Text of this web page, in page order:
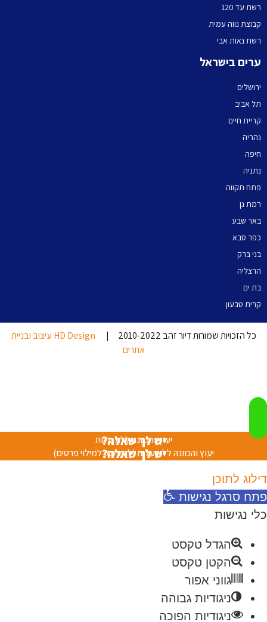
רשת עד 120
קבוצת נווה עמית
רשת נאות אבי
ערים בישראל
ירושלים
תל אביב
קריית חיים
נהריה
חיפה
נתניה
פתח תקווה
רמת גן
באר שבע
כפר סבא
בני ברק
הרצליה
בת ים
קרית טבעון
כל הזכויות שמורות דיור זהב 2010-2022 |
HD Design עיצוב ובניית
אתרים
יש לך שאלה?
יעוץ והכוונה ללא עלות
יש לך שאלה?
יעוץ והכוונה ללא עלות (לחץ כאן למילוי פרטים)
דילוג לתוכן
פתח סרגל נגישות
כלי נגישות
הגדל טקסט
הקטן טקסט
גווני אפור
ניגודיות גבוהה
ניגודיות הפוכה